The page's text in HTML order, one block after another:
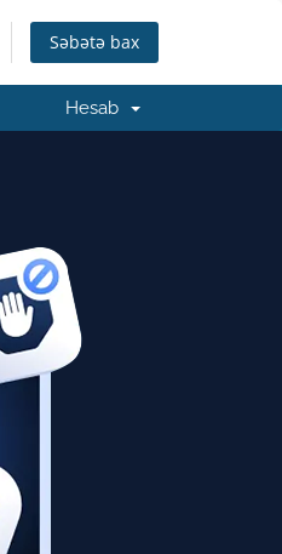
Səbətə bax
Hesab